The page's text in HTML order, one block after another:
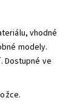
vhodné
modely.
Dostupné ve